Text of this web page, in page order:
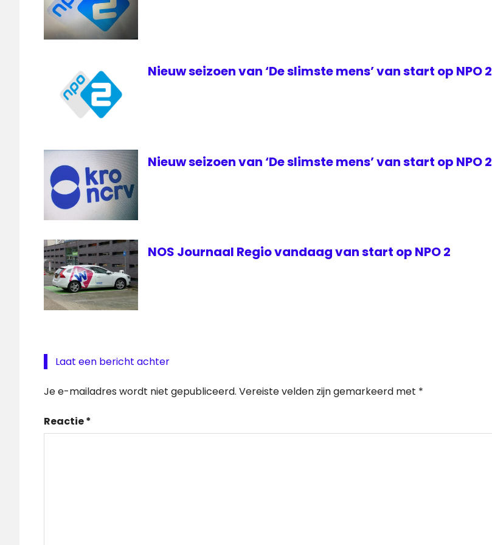
High
Tech
Crime
Nieuw seizoen van ‘De slimste mens’ van start op NPO 2
Nieuw seizoen van ‘De slimste mens’ van start op NPO 2
NOS Journaal Regio vandaag van start op NPO 2
Laat een bericht achter
Je e-mailadres wordt niet gepubliceerd. Vereiste velden zijn gemarkeerd met *
Reactie*